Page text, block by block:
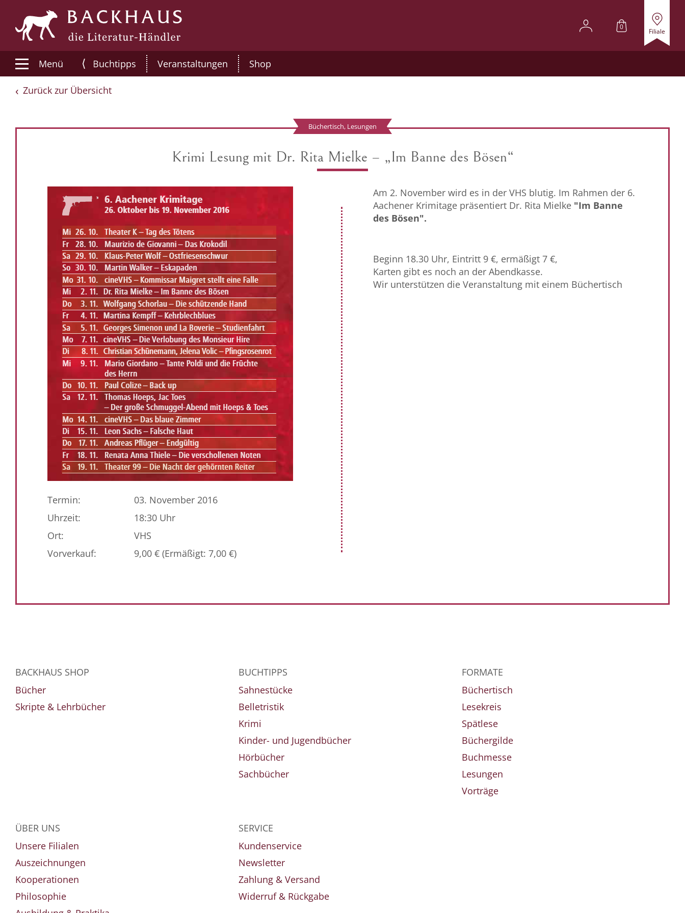
0
Filiale
Menü ⟨ Buchtipps Veranstaltungen Shop
Zurück zur Übersicht
Büchertisch, Lesungen
Krimi Lesung mit Dr. Rita Mielke – „Im Banne des Bösen“
Termin:
03. November 2016
Uhrzeit:
18:30 Uhr
Ort:
VHS
Vorverkauf:
9,00 € (Ermäßigt: 7,00 €)
Am 2. November wird es in der VHS blutig. Im Rahmen der 6.
Aachener Krimitage präsentiert Dr. Rita Mielke "Im Banne
des Bösen".
Beginn 18.30 Uhr, Eintritt 9 €, ermäßigt 7 €,
Karten gibt es noch an der Abendkasse.
Wir unterstützen die Veranstaltung mit einem Büchertisch
BACKHAUS SHOP
Bücher
Skripte & Lehrbücher
BUCHTIPPS
Sahnestücke
Belletristik
Krimi
Kinder- und Jugendbücher
Hörbücher
Sachbücher
FORMATE
Büchertisch
Lesekreis
Spätlese
Büchergilde
Buchmesse
Lesungen
Vorträge
ÜBER UNS
Unsere Filialen
Auszeichnungen
Kooperationen
Philosophie
SERVICE
Kundenservice
Newsletter
Zahlung & Versand
Widerruf & Rückgabe